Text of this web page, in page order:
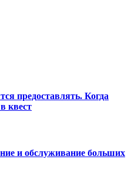
предоставлять. Когда
квест
и обслуживание больших